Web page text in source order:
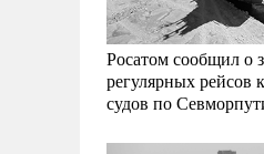
Росатом сообщил о
регулярных рейсов
судов по